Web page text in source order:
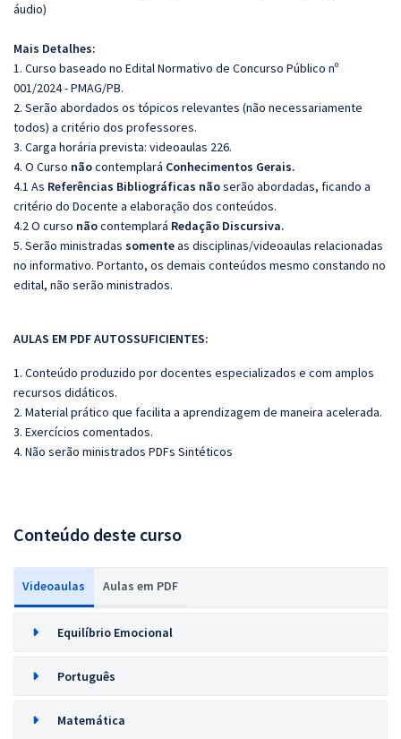
áudio)
Mais Detalhes:
1. Curso baseado no Edital Normativo de Concurso Público nº
001/2024 - PMAG/PB.
2. Serão abordados os tópicos relevantes (não necessariamente
todos) a critério dos professores.
3. Carga horária prevista: videoaulas 226.
4. O Curso nãocontemplará Conhecimentos Gerais.
4.1 As Referências Bibliográficas nãoserão abordadas, ficando a
critério do Docente a elaboração dos conteúdos.
4.2 O curso nãocontemplará Redação Discursiva.
5. Serão ministradas somenteas disciplinas/videoaulas relacionadas
no informativo. Portanto, os demais conteúdos mesmo constando no
edital, não serão ministrados.
AULAS EM PDF AUTOSSUFICIENTES:
1. Conteúdo produzido por docentes especializados e com amplos
recursos didáticos.
2. Material prático que facilita a aprendizagem de maneira acelerada.
3. Exercícios comentados.
4. Não serão ministrados PDFs Sintéticos
Conteúdo deste curso
Videoaulas Aulas em PDF
Equilíbrio Emocional
Português
Matemática